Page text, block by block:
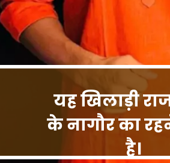
यह खिलाड़ी
के नागौर का